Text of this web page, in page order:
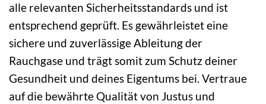
alle relevanten Sicherheitsstandards und ist
entsprechend geprüft. Es gewährleistet eine
sichere und zuverlässige Ableitung der
Rauchgase und trägt somit zum Schutz deiner
Gesundheit und deines Eigentums bei. Vertraue
auf die bewährte Qualität von Justus und